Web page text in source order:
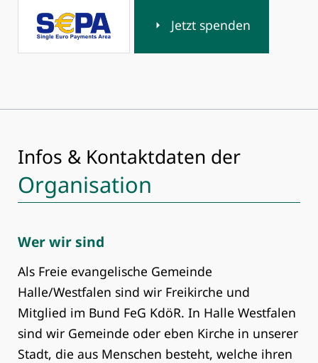
Jetzt spenden
Infos & Kontaktdaten der
Organisation
Wer wir sind
Als Freie evangelische Gemeinde
Halle/Westfalen sind wir Freikirche und
Mitglied im Bund FeG KdöR. In Halle Westfalen
sind wir Gemeinde oder eben Kirche in unserer
Stadt, die aus Menschen besteht, welche ihren